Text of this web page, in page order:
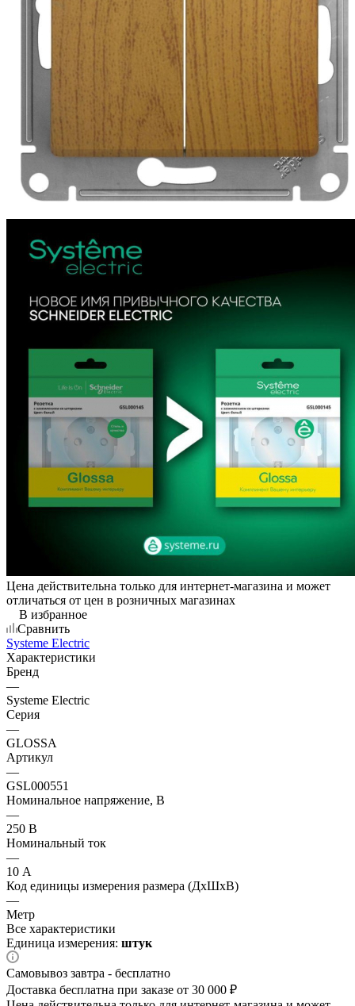
Цена действительна только для интернет-магазина и может
отличаться от цен в розничных магазинах
В избранное
Сравнить
Systeme Electric
Характеристики
Бренд
—
Systeme Electric
Серия
—
GLOSSA
Артикул
—
GSL000551
Номинальное напряжение, В
—
250 В
Номинальный ток
—
10 А
Код единицы измерения размера (ДхШхВ)
—
Метр
Все характеристики
Единица измерения: штук
Самовывоз завтра - бесплатно
Доставка бесплатна при заказе от 30 000 ₽